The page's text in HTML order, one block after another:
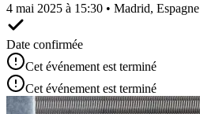
4 mai 2025 à 15:30 • Madrid, Espagne
Date confirmée
Cet événement est terminé
Cet événement est terminé